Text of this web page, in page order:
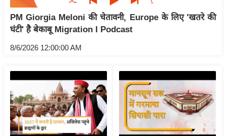
वि
शे
ष
ज्ञ
य
ज
ट
खे
PM Giorgia Meloni की चेतावनी, Europe के लिए 'खतरे की
घंटी' है बेकाबू Migration I Podcast
8/6/2026 12:00:00 AM